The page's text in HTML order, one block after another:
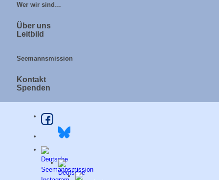
Wer wir sind…
Über uns
Leitbild
Seemannsmission
Kontakt
Spenden